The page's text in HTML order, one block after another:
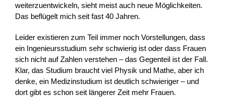
weiterzuentwickeln, sieht meist auch neue Möglichkeiten.
Das beflügelt mich seit fast 40 Jahren.
Leider existieren zum Teil immer noch Vorstellungen, dass
ein Ingenieursstudium sehr schwierig ist oder dass Frauen
sich nicht auf Zahlen verstehen – das Gegenteil ist der Fall.
Klar, das Studium braucht viel Physik und Mathe, aber ich
denke, ein Medizinstudium ist deutlich schwieriger – und
dort gibt es schon seit längerer Zeit mehr Frauen.